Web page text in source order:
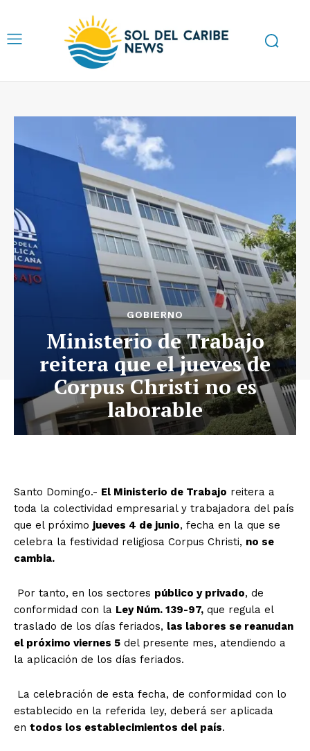
GOBIERNO
Ministerio de Trabajo
reitera que el jueves de
Corpus Christi no es
laborable
Santo Domingo.- El Ministerio de Trabajo reitera a
toda la colectividad empresarial y trabajadora del país
que el próximo jueves 4 de junio, fecha en la que se
celebra la festividad religiosa Corpus Christi, no se
cambia.
Por tanto, en los sectores público y privado, de
conformidad con la Ley Núm. 139-97, que regula el
traslado de los días feriados, las labores se reanudan
el próximo viernes 5 del presente mes, atendiendo a
la aplicación de los días feriados.
La celebración de esta fecha, de conformidad con lo
establecido en la referida ley, deberá ser aplicada
en todos los establecimientos del país.